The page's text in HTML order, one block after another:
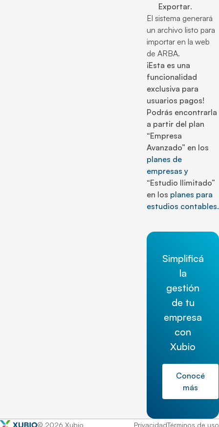
Exportar.
El sistema generará
un archivo listo para
importar en la web
de ARBA.
¡Esta es una
funcionalidad
exclusiva para
usuarios pagos!
Podrás encontrarla
a partir del plan
“Empresa
Avanzado” en los
planes de
empresas y
“Estudio Ilimitado”
en los planes para
estudios contables.
Simplificá
la
gestión
de tu
empresa
con
Xubio
Conocé
más
© 2026 Xubio PrivacidadTérminos de uso